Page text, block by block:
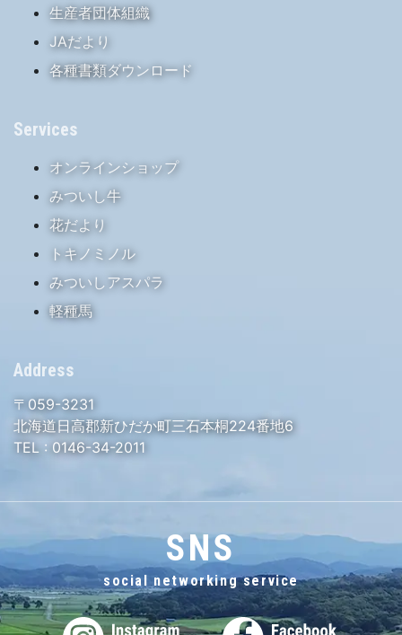
生産者団体組織
JAだより
各種書類ダウンロード
Services
オンラインショップ
みついし牛
花だより
トキノミノル
みついしアスパラ
軽種馬
Address
〒059-3231
北海道日高郡新ひだか町三石本桐224番地6
TEL : 0146-34-2011
SNS
social networking service